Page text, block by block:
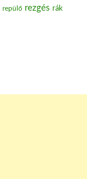
repülő rezgés rák